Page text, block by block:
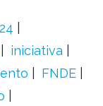
iniciativa
FNDE